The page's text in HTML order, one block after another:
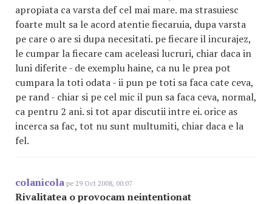
apropiata ca varsta def cel mai mare. ma strasuiesc
foarte mult sa le acord atentie fiecaruia, dupa varsta
pe care o are si dupa necesitati. pe fiecare il incurajez,
le cumpar la fiecare cam aceleasi lucruri, chiar daca in
luni diferite - de exemplu haine, ca nu le prea pot
cumpara la toti odata - ii pun pe toti sa faca cate ceva,
pe rand - chiar si pe cel mic il pun sa faca ceva, normal,
ca pentru 2 ani. si tot apar discutii intre ei. orice as
incerca sa fac, tot nu sunt multumiti, chiar daca e la
fel.
colanicola pe 29 Oct 2008, 00:07
Rivalitatea o provocam neintentionat